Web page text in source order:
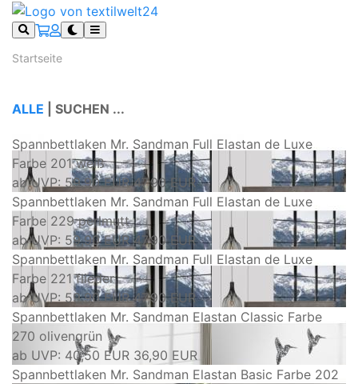
Startseite
ALLE SUCHEN ...
Spannbettlaken Mr. Sandman Full Elastan de Luxe
Farbe 201 weiß
abUVP: 59,90 EUR 47,90 EUR
Spannbettlaken Mr. Sandman Full Elastan de Luxe
Farbe 229 perlmutt
abUVP: 59,90 EUR 47,90 EUR
Spannbettlaken Mr. Sandman Full Elastan de Luxe
Farbe 221 flieder
abUVP: 59,90 EUR 47,90 EUR
Spannbettlaken Mr. Sandman Elastan Classic Farbe
270 olivengrün
ab UVP: 40,50 EUR 36,90 EUR
Spannbettlaken Mr. Sandman Elastan Basic Farbe 202